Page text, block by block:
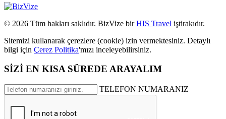
© 2026 Tüm hakları saklıdır. BizVize birHIS Travel iştirakıdır.
Sitemizi kullanarak çerezlere (cookie) izin vermektesiniz. Detaylı
bilgi için Çerez Politika'mızı inceleyebilirsiniz.
SİZİ EN KISA SÜREDE ARAYALIM
TELEFON NUMARANIZ